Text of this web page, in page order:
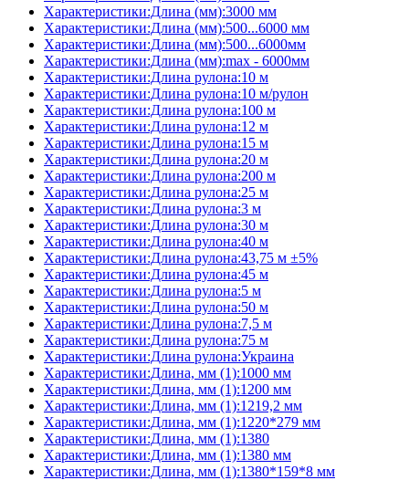
Характеристики:Длина (мм):3000 мм
Характеристики:Длина (мм):500...6000 мм
Характеристики:Длина (мм):500...6000мм
Характеристики:Длина (мм):max - 6000мм
Характеристики:Длина рулона:10 м
Характеристики:Длина рулона:10 м/рулон
Характеристики:Длина рулона:100 м
Характеристики:Длина рулона:12 м
Характеристики:Длина рулона:15 м
Характеристики:Длина рулона:20 м
Характеристики:Длина рулона:200 м
Характеристики:Длина рулона:25 м
Характеристики:Длина рулона:3 м
Характеристики:Длина рулона:30 м
Характеристики:Длина рулона:40 м
Характеристики:Длина рулона:43,75 м ±5%
Характеристики:Длина рулона:45 м
Характеристики:Длина рулона:5 м
Характеристики:Длина рулона:50 м
Характеристики:Длина рулона:7,5 м
Характеристики:Длина рулона:75 м
Характеристики:Длина рулона:Украина
Характеристики:Длина, мм (1):1000 мм
Характеристики:Длина, мм (1):1200 мм
Характеристики:Длина, мм (1):1219,2 мм
Характеристики:Длина, мм (1):1220*279 мм
Характеристики:Длина, мм (1):1380
Характеристики:Длина, мм (1):1380 мм
Характеристики:Длина, мм (1):1380*159*8 мм